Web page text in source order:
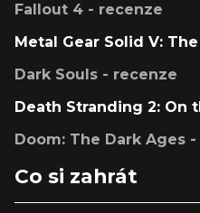
Fallout 4 - recenze
Metal Gear Solid V:
Dark Souls - recenze
Death Stranding 2: On
Doom: The Dark Ages
Co si zahrát